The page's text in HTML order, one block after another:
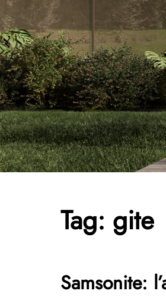
Tag: gite
Samsonite: